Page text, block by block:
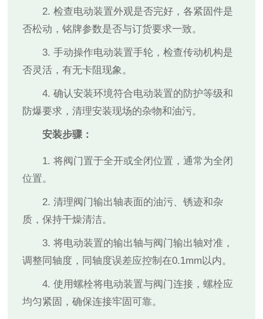
2. 检查电动装置外观是否完好，各紧固件是
否松动，铭牌参数是否与订货要求一致。
3. 手动操作电动装置手轮，检查传动机构是
否灵活，有无卡阻现象。
4. 确认安装环境符合电动装置的防护等级和
防爆要求，清理安装现场的杂物和油污。
安装步骤：
1. 将阀门置于全开或全闭位置，通常为全闭
位置。
2. 清理阀门输出轴表面的油污、锈迹和杂
质，保持干燥清洁。
3. 将电动装置的输出轴与阀门输出轴对准，
调整同轴度，同轴度误差应控制在0.1mm以内。
4. 使用螺栓将电动装置与阀门连接，螺栓应
均匀紧固，确保连接牢固可靠。